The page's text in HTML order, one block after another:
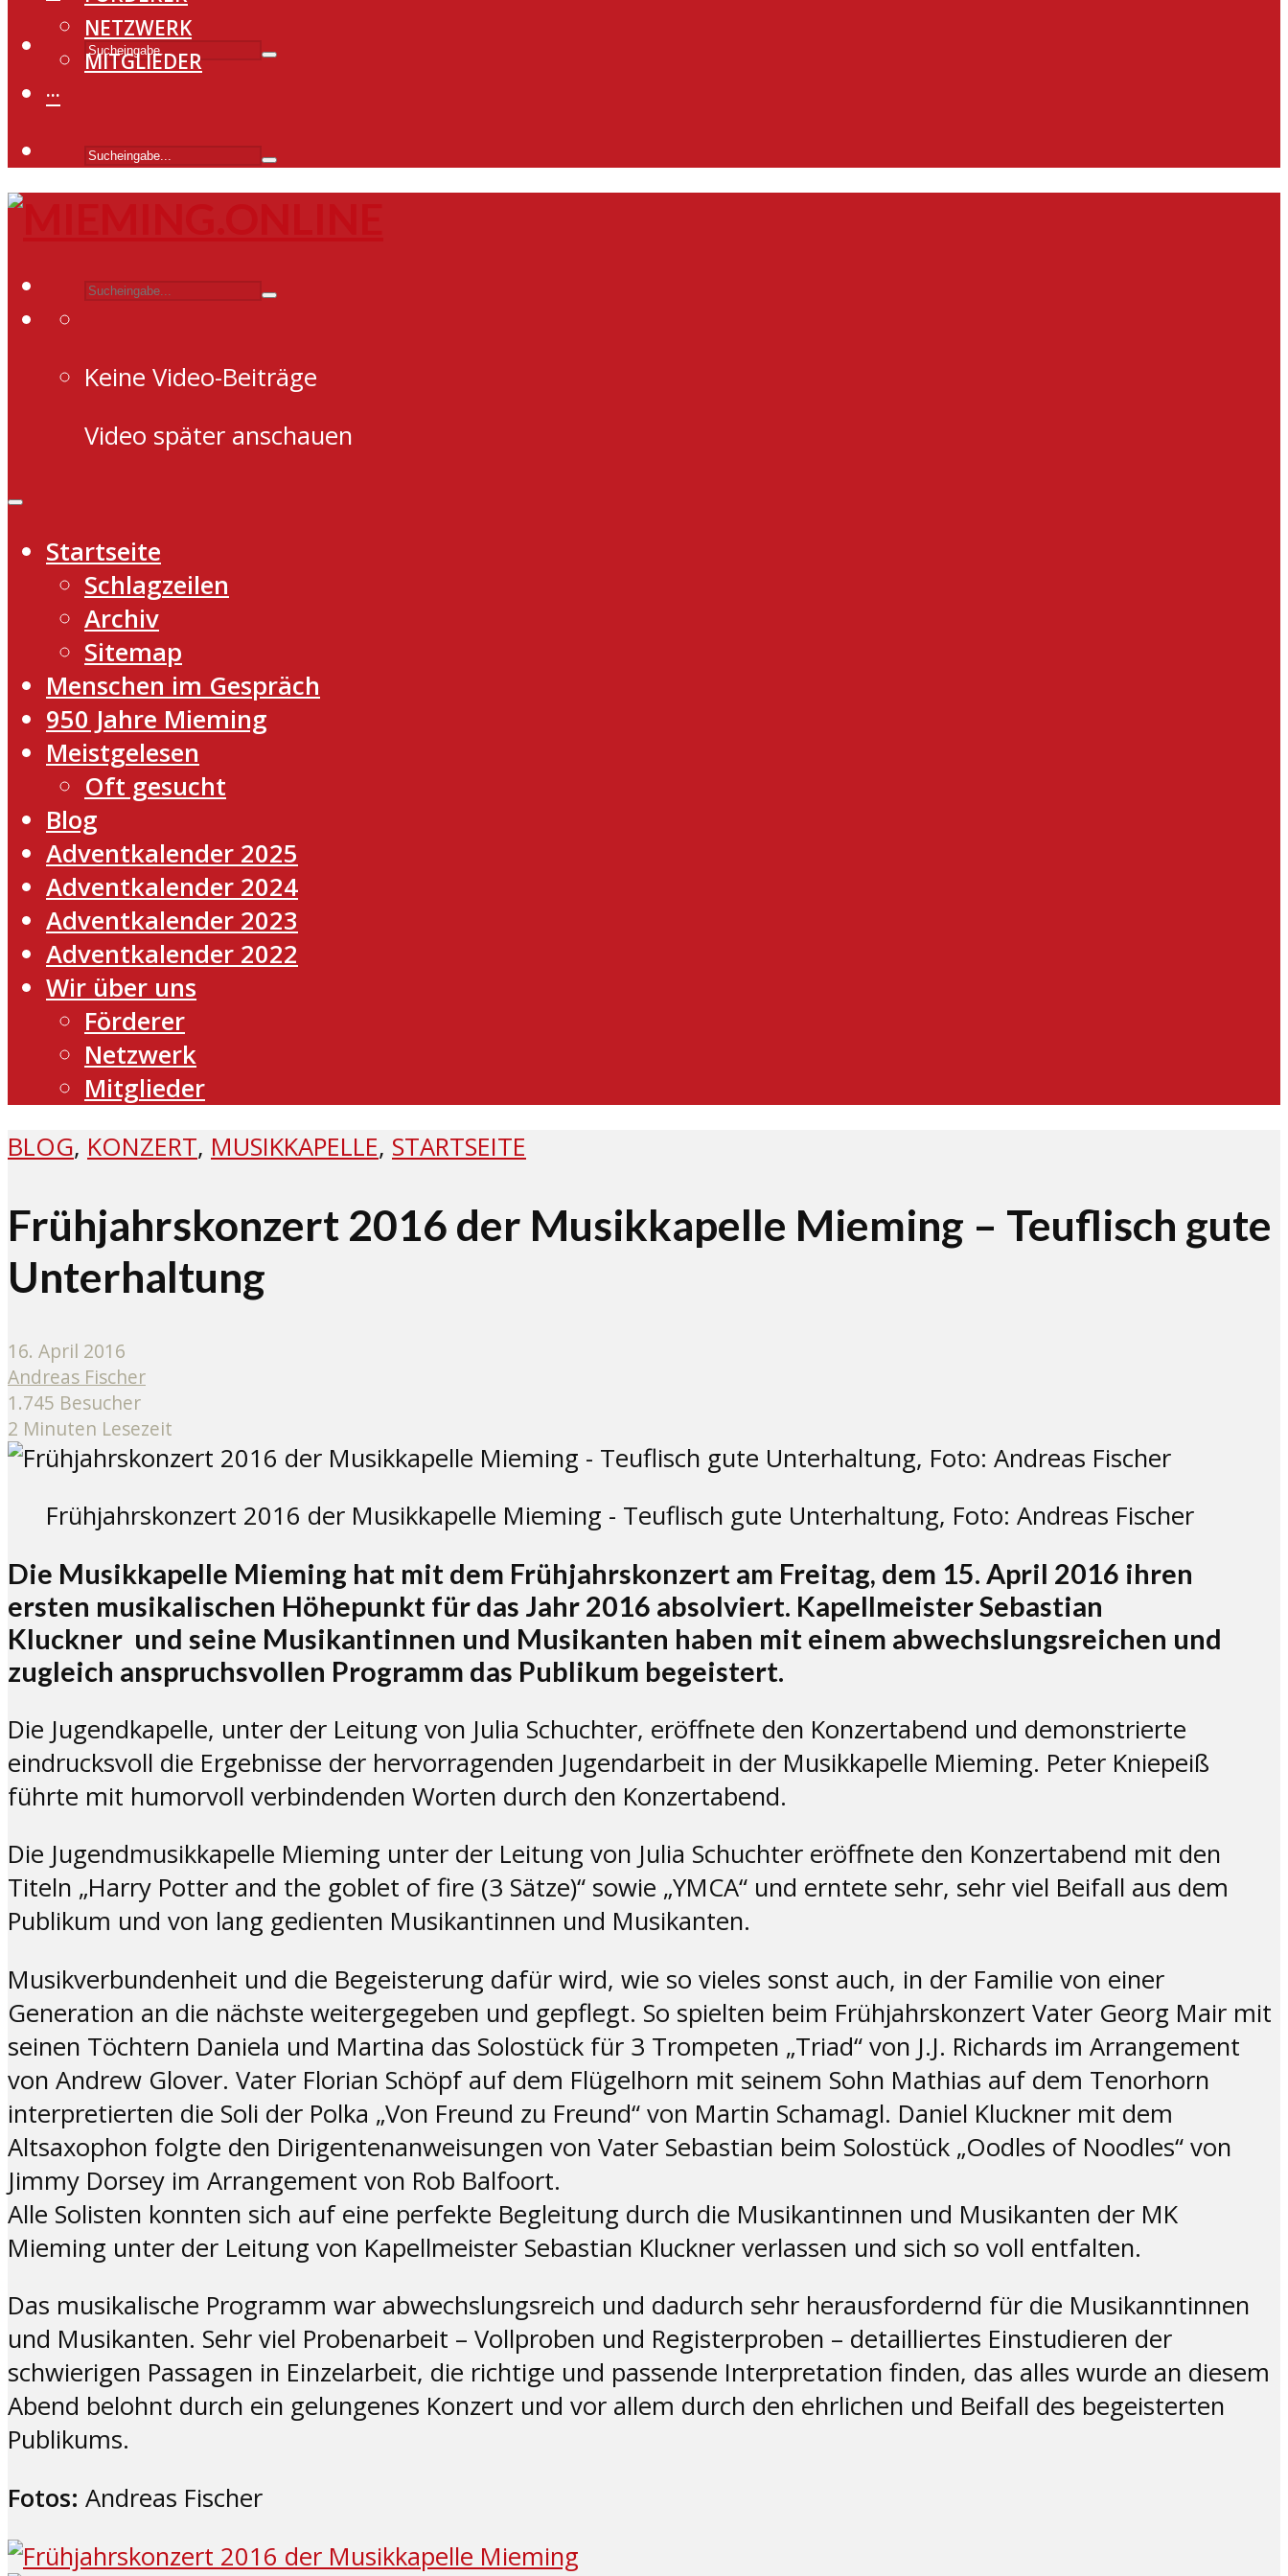
NETZWERK
MITGLIEDER
···
Keine Video-Beiträge
Video später anschauen
Startseite
Schlagzeilen
Archiv
Sitemap
Menschen im Gespräch
950 Jahre Mieming
Meistgelesen
Oft gesucht
Blog
Adventkalender 2025
Adventkalender 2024
Adventkalender 2023
Adventkalender 2022
Wir über uns
Förderer
Netzwerk
Mitglieder
BLOG, KONZERT, MUSIKKAPELLE, STARTSEITE
Frühjahrskonzert 2016 der Musikkapelle Mieming – Teuflisch gute
Unterhaltung
16. April 2016
Andreas Fischer
1.745 Besucher
2 Minuten Lesezeit
Frühjahrskonzert 2016 der Musikkapelle Mieming - Teuflisch gute Unterhaltung, Foto: Andreas Fischer
Die Musikkapelle Mieming hat mit dem Frühjahrskonzert am Freitag, dem 15. April 2016 ihren
ersten musikalischen Höhepunkt für das Jahr 2016 absolviert. Kapellmeister Sebastian
Kluckner und seine Musikantinnen und Musikanten haben mit einem abwechslungsreichen und
zugleich anspruchsvollen Programm das Publikum begeistert.
Die Jugendkapelle, unter der Leitung von Julia Schuchter, eröffnete den Konzertabend und demonstrierte
eindrucksvoll die Ergebnisse der hervorragenden Jugendarbeit in der Musikkapelle Mieming. Peter Kniepeiß
führte mit humorvoll verbindenden Worten durch den Konzertabend.
Die Jugendmusikkapelle Mieming unter der Leitung von Julia Schuchter eröffnete den Konzertabend mit den
Titeln „Harry Potter and the goblet of fire (3 Sätze)“ sowie „YMCA“ und erntete sehr, sehr viel Beifall aus dem
Publikum und von lang gedienten Musikantinnen und Musikanten.
Musikverbundenheit und die Begeisterung dafür wird, wie so vieles sonst auch, in der Familie von einer
Generation an die nächste weitergegeben und gepflegt. So spielten beim Frühjahrskonzert Vater Georg Mair mit
seinen Töchtern Daniela und Martina das Solostück für 3 Trompeten „Triad“ von J.J. Richards im Arrangement
von Andrew Glover. Vater Florian Schöpf auf dem Flügelhorn mit seinem Sohn Mathias auf dem Tenorhorn
interpretierten die Soli der Polka „Von Freund zu Freund“ von Martin Schamagl. Daniel Kluckner mit dem
Altsaxophon folgte den Dirigentenanweisungen von Vater Sebastian beim Solostück „Oodles of Noodles“ von
Jimmy Dorsey im Arrangement von Rob Balfoort.
Alle Solisten konnten sich auf eine perfekte Begleitung durch die Musikantinnen und Musikanten der MK
Mieming unter der Leitung von Kapellmeister Sebastian Kluckner verlassen und sich so voll entfalten.
Das musikalische Programm war abwechslungsreich und dadurch sehr herausfordernd für die Musikanntinnen
und Musikanten. Sehr viel Probenarbeit – Vollproben und Registerproben – detailliertes Einstudieren der
schwierigen Passagen in Einzelarbeit, die richtige und passende Interpretation finden, das alles wurde an diesem
Abend belohnt durch ein gelungenes Konzert und vor allem durch den ehrlichen und Beifall des begeisterten
Publikums.
Fotos: Andreas Fischer